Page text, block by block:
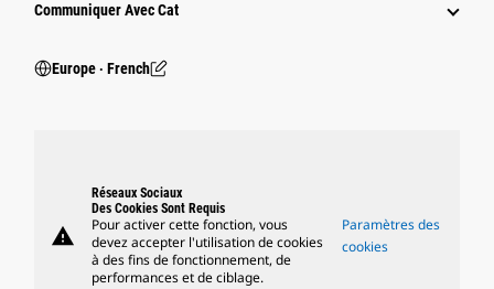
Communiquer Avec Cat
Europe ‧ French
warning
Réseaux Sociaux
Des Cookies Sont Requis
Pour activer cette fonction, vous
devez accepter l'utilisation de cookies
à des fins de fonctionnement, de
performances et de ciblage.
Paramètres des
cookies